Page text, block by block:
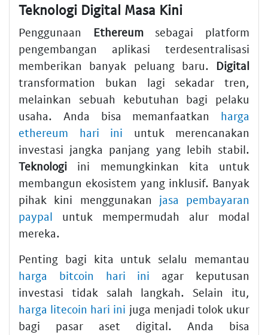
Teknologi Digital Masa Kini
Penggunaan Ethereumsebagai platform
pengembangan aplikasi terdesentralisasi
memberikan banyak peluang baru. Digital
transformation bukan lagi sekadar tren,
melainkan sebuah kebutuhan bagi pelaku
usaha. Anda bisa memanfaatkan harga
ethereum hari ini untuk merencanakan
investasi jangka panjang yang lebih stabil.
Teknologi ini memungkinkan kita untuk
membangun ekosistem yang inklusif. Banyak
pihak kini menggunakan jasa pembayaran
paypal untuk mempermudah alur modal
mereka.
Penting bagi kita untuk selalu memantau
harga bitcoin hari ini agar keputusan
investasi tidak salah langkah. Selain itu,
harga litecoin hari ini juga menjadi tolok ukur
bagi pasar aset digital. Anda bisa